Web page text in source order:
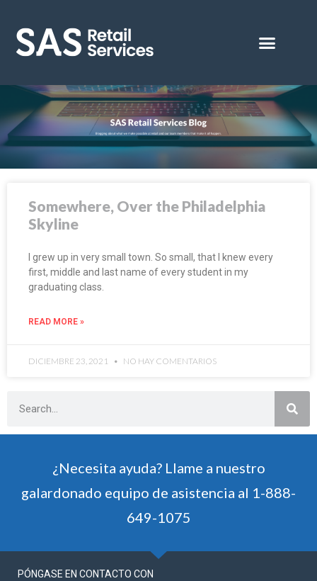
Somewhere, Over the Philadelphia
Skyline
I grew up in very small town. So small, that I knew every
first, middle and last name of every student in my
graduating class.
READ MORE »
DICIEMBRE 23, 2021 NO HAY COMENTARIOS
¿Necesita ayuda? Llame a nuestro
galardonado equipo de asistencia al 1-888-
649-1075
PÓNGASE EN CONTACTO CON